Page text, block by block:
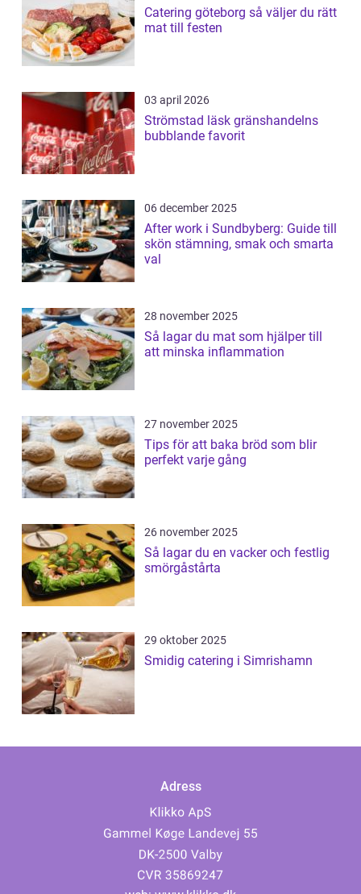
Catering göteborg så väljer du rätt
mat till festen
03 april 2026
Strömstad läsk gränshandelns
bubblande favorit
06 december 2025
After work i Sundbyberg: Guide till
skön stämning, smak och smarta
val
28 november 2025
Så lagar du mat som hjälper till
att minska inflammation
27 november 2025
Tips för att baka bröd som blir
perfekt varje gång
26 november 2025
Så lagar du en vacker och festlig
smörgåstårta
29 oktober 2025
Smidig catering i Simrishamn
Adress